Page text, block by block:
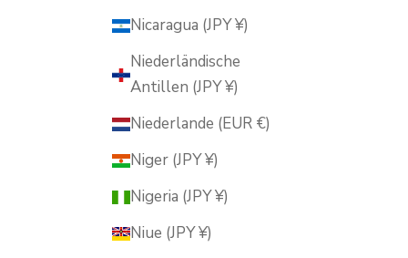
Nicaragua (JPY ¥)
Niederländische
Antillen (JPY ¥)
Niederlande (EUR €)
Niger (JPY ¥)
Nigeria (JPY ¥)
Niue (JPY ¥)